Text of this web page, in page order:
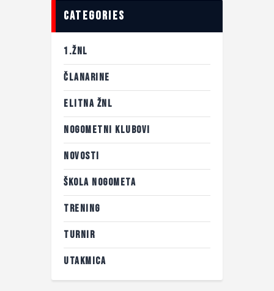
categories
1.ŽNL
ČLANARINE
ELITNA ŽNL
NOGOMETNI KLUBOVI
NOVOSTI
ŠKOLA NOGOMETA
TRENING
TURNIR
UTAKMICA